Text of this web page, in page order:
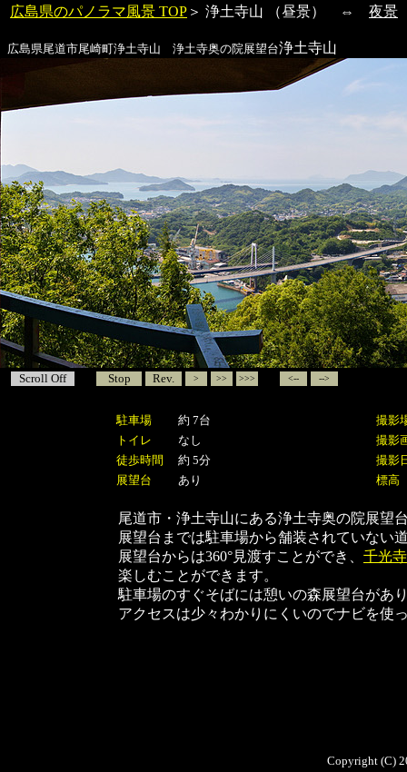
広島県のパノラマ風景 TOP ＞ 浄土寺山 （昼景） ⇔ 夜景
広島県尾道市尾崎町浄土寺山 浄土寺奥の院展望台浄土寺山
Scroll Off Stop Rev. > >> >>> <-- -->
駐車場 約 7台
撮影
トイレ
なし
撮影
徒歩時間
約 5分
撮影
展望台
あり 標高
尾道市・浄土寺山にある浄土寺奥の院展望
展望台までは駐車場から舗装されていない
展望台からは360°見渡すことができ、 千光
楽しむことができます。
駐車場のすぐそばには憩いの森展望台があ
アクセスは少々わかりにくいのでナビを使
Copyright (C)